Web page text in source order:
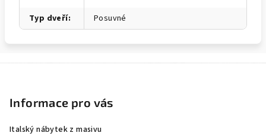
Typ dveří: Posuvné
Informace pro vás
Italský nábytek z masivu